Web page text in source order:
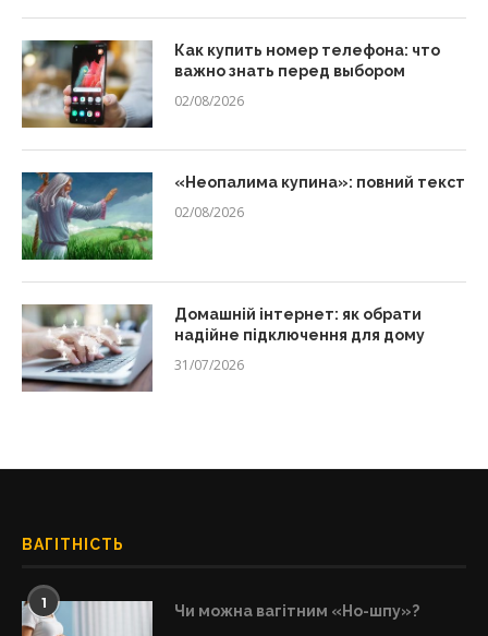
Как купить номер телефона: что
важно знать перед выбором
02/08/2026
«Неопалима купина»: повний текст
02/08/2026
Домашній інтернет: як обрати
надійне підключення для дому
31/07/2026
ВАГІТНІСТЬ
1 Чи можна вагітним «Но-шпу»?